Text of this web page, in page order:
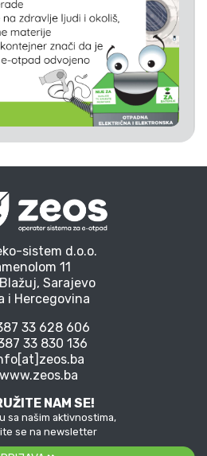
sistem d.o.o.
11
Sarajevo
i Hercegovina
33 628 606
33 830 136
www.zeos.ba
NAM SE!
sa našim aktivnostima,
se na newsletter